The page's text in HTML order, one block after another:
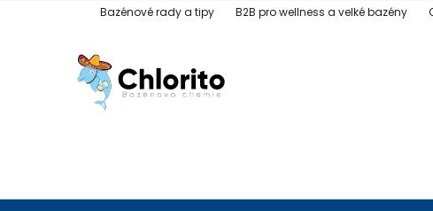
Bazénové rady a tipy B2B pro wellness a velké bazény